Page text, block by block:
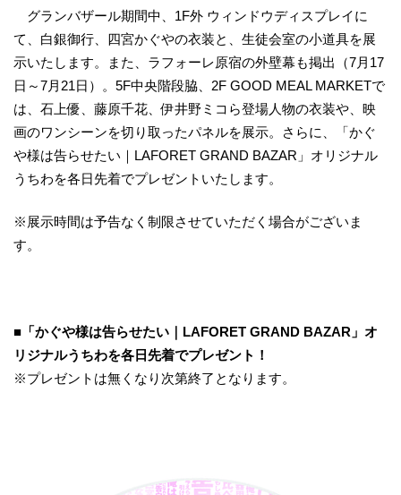
グランバザール期間中、1F外 ウィンドウディスプレイに
て、白銀御行、四宮かぐやの衣装と、生徒会室の小道具を展
示いたします。また、ラフォーレ原宿の外壁幕も掲出（7月17
日～7月21日）。5F中央階段脇、2F GOOD MEAL MARKETで
は、石上優、藤原千花、伊井野ミコら登場人物の衣装や、映
画のワンシーンを切り取ったパネルを展示。さらに、「かぐ
や様は告らせたい｜LAFORET GRAND BAZAR」オリジナル
うちわを各日先着でプレゼントいたします。
※展示時間は予告なく制限させていただく場合がございま
す。
■「かぐや様は告らせたい｜LAFORET GRAND BAZAR」オ
リジナルうちわを各日先着でプレゼント！
※プレゼントは無くなり次第終了となります。